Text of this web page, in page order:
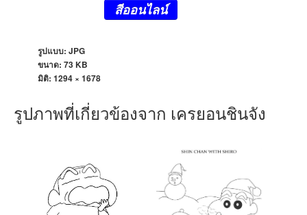
สีออนไลน์
รูปแบบ: JPG
ขนาด: 73 KB
มิติ: 1294 × 1678
รูปภาพที่เกี่ยวข้องจาก เครยอนชินจัง